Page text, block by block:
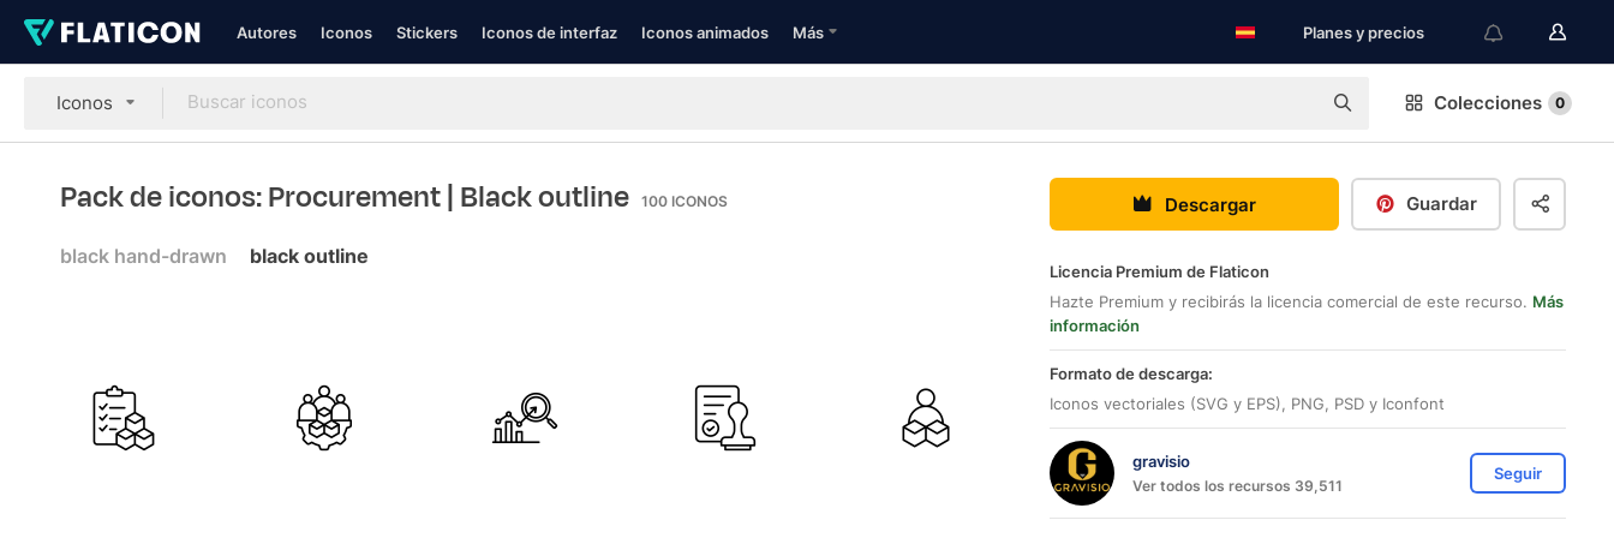
Autores Iconos Stickers Iconos de interfaz Iconos animados Más Planes y precios
Iconos Colecciones 0
Pack de iconos: Procurement| Black outline 100 ICONOS
black hand-drawn black outline
Descargar Guardar
Licencia Premium de Flaticon
Hazte Premium y recibirás la licencia comercial de este recurso. Más
información
Formato de descarga:
Iconos vectoriales (SVG y EPS), PNG, PSD y Iconfont
gravisio
Ver todos los recursos 39,511
Seguir